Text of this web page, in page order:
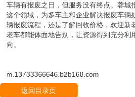
车辆有报废之日，但服务没有终点。蓉城
这个领域，为多车主和企业解决报废车辆
辆报废流程，还是了解回收价格，欢迎新
老车都能体面地告别，让资源得到充分利
向。
m.13733366646.b2b168.com
返回目录页